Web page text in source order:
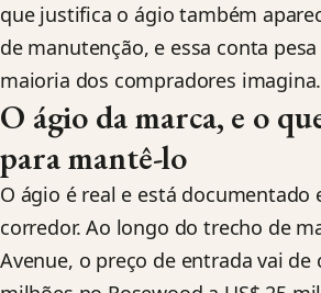
que justifica o ágio também
de manutenção, e essa conta
maioria dos compradores imagina.
O ágio da marca, e o
para mantê-lo
O ágio é real e está documentado
corredor. Ao longo do trecho de
Avenue, o preço de entrada vai de